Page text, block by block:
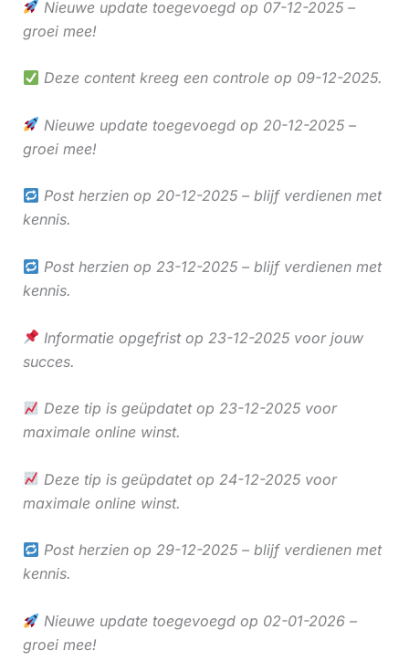
Nieuwe update toegevoegd op 07-12-2025 –
groei mee!
Deze content kreeg een controle op 09-12-2025.
Nieuwe update toegevoegd op 20-12-2025 –
groei mee!
Post herzien op 20-12-2025 – blijf verdienen met
kennis.
Post herzien op 23-12-2025 – blijf verdienen met
kennis.
Informatie opgefrist op 23-12-2025 voor jouw
succes.
Deze tip is geüpdatet op 23-12-2025 voor
maximale online winst.
Deze tip is geüpdatet op 24-12-2025 voor
maximale online winst.
Post herzien op 29-12-2025 – blijf verdienen met
kennis.
Nieuwe update toegevoegd op 02-01-2026 –
groei mee!